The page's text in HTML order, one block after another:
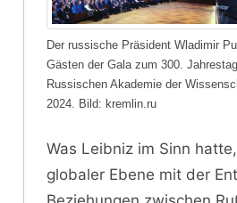
Der russische Präsident Wladimir
Gästen der Gala zum 300.
Russischen Akademie der
2024. Bild: kremlin.ru
Was Leibniz im Sinn
globaler Ebene mit der